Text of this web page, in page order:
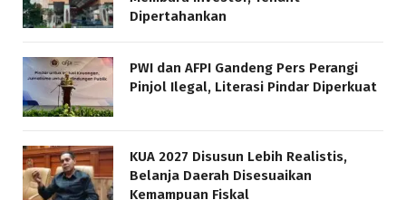
Dipertahankan
PWI dan AFPI Gandeng Pers Perangi
Pinjol Ilegal, Literasi Pindar Diperkuat
KUA 2027 Disusun Lebih Realistis,
Belanja Daerah Disesuaikan
Kemampuan Fiskal